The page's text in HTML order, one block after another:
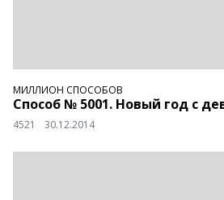
МИЛЛИОН СПОСОБОВ
Способ № 5001. Новый год с
4521 30.12.2014